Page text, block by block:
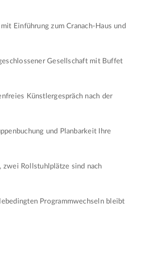
Einführung zum Cranach-Haus und
Gesellschaft mit Buffet
Künstlergespräch nach der
und Planbarkeit Ihre
zwei Rollstuhlplätze sind nach
Programmwechseln bleibt